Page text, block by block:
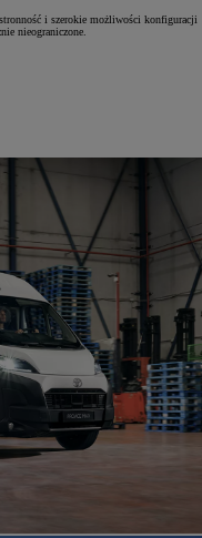
i szerokie możliwości konfiguracji
nieograniczone.